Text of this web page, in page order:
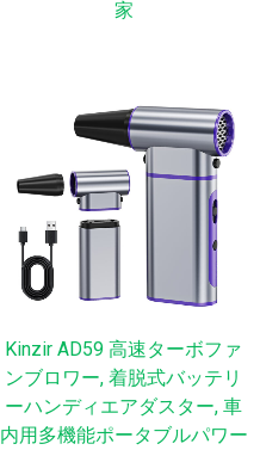
家
Kinzir AD59 高速ターボファ
ンブロワー, 着脱式バッテリ
ーハンディエアダスター, 車
内用多機能ポータブルパワー